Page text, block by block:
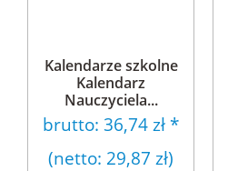
Kalendarze szkolne
Kalendarz
Nauczyciela...
brutto: 36,74 zł *
(netto: 29,87 zł)